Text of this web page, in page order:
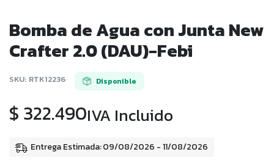
Bomba de Agua con Junta New
Crafter 2.0 (DAU)-Febi
SKU: RTK12236 Disponible
$ 322.490IVA Incluido
Entrega Estimada: 09/08/2026 - 11/08/2026